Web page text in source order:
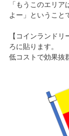
「もうこのエリ
よー」ということ
【コインランド
ろに貼ります。
低コストで効果抜